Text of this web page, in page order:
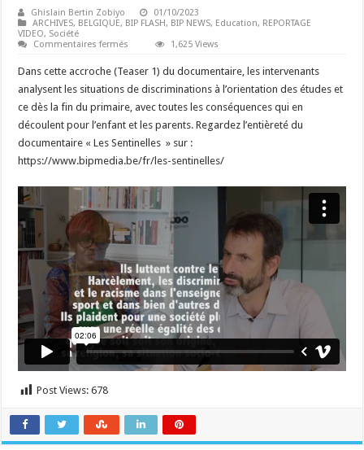
Ghislain Bertin Zobiyo
01/10/2023
ARCHIVES, BELGIQUE, BIP FLASH, BIP NEWS, Education, REPORTAGE
VIDEO, Société
Commentaires fermés
du
documentaire
« Les
Sentinelles »,
discrimination
à
l’orientation
des
1,625 Views
Dans cette accroche (Teaser 1) du documentaire, les intervenants
analysent les situations de discriminations à l’orientation des études et
ce dès la fin du primaire, avec toutes les conséquences qui en
découlent pour l’enfant et les parents. Regardez l’entièreté du
documentaire « Les Sentinelles » sur :
https://www.bipmedia.be/fr/les-sentinelles/
Post Views: 678